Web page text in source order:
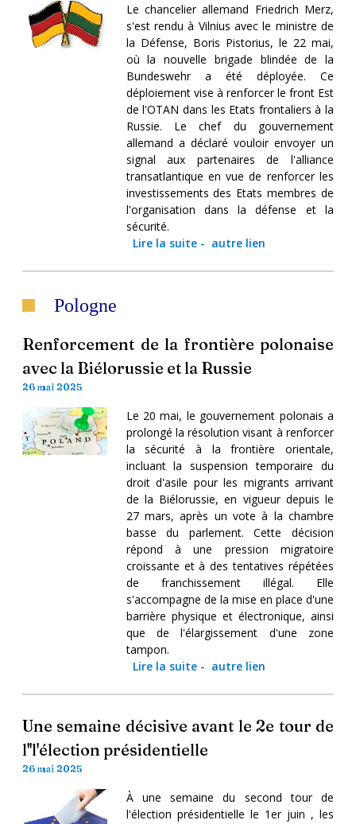
Le chancelier allemand Friedrich Merz,
s'est rendu à Vilnius avec le ministre de
la Défense, Boris Pistorius, le 22 mai,
où la nouvelle brigade blindée de la
Bundeswehr a été déployée. Ce
déploiement vise à renforcer le front Est
de l'OTAN dans les Etats frontaliers à la
Russie. Le chef du gouvernement
allemand a déclaré vouloir envoyer un
signal aux partenaires de l'alliance
transatlantique en vue de renforcer les
investissements des Etats membres de
l'organisation dans la défense et la
sécurité.
Lire la suite- autre lien
Pologne
Renforcement de la frontière polonaise
avec la Biélorussie et la Russie
26 mai 2025
Le 20 mai, le gouvernement polonais a
prolongé la résolution visant à renforcer
la sécurité à la frontière orientale,
incluant la suspension temporaire du
droit d'asile pour les migrants arrivant
de la Biélorussie, en vigueur depuis le
27 mars, après un vote à la chambre
basse du parlement. Cette décision
répond à une pression migratoire
croissante et à des tentatives répétées
de franchissement illégal. Elle
s'accompagne de la mise en place d'une
barrière physique et électronique, ainsi
que de l'élargissement d'une zone
tampon.
Lire la suite- autre lien
Une semaine décisive avant le 2e tour de
l''l'élection présidentielle
26 mai 2025
À une semaine du second tour de
l'élection présidentielle le 1er juin , les